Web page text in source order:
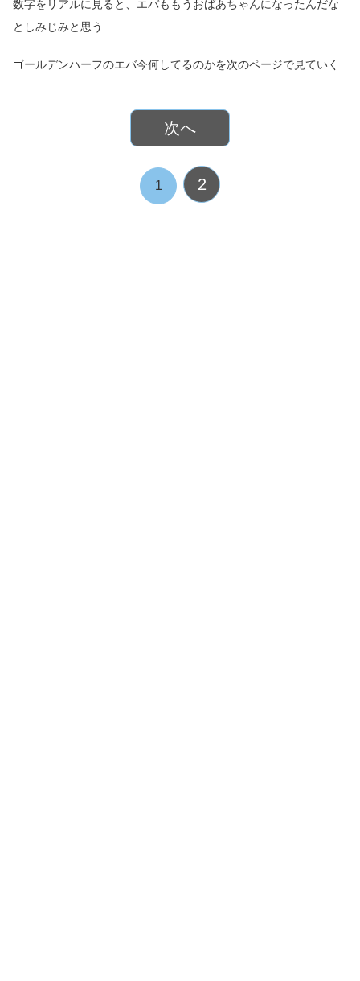
数字をリアルに見ると、エバももうおばあちゃんになったんだな
としみじみと思う
ゴールデンハーフのエバ今何してるのかを次のページで見ていく
次へ
1 2